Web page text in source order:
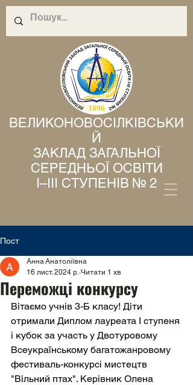
ВЕЛИКОНОВОСІЛКІВСЬКИ
Й
ЗАКЛАД ЗАГАЛЬНОЇ
СЕРЕДНЬОЇ ОСВІТИ
І–ІІІ СТУПЕНІВ № 2
Пост
Переможці конкурсу
Анна Анатоліївна
16 лист. 2024 р. Читати 1 хв
Вітаємо учнів 3-Б класу! Діти
отримали Диплом лауреата І ступеня
і кубок за участь у Двотуровому
Всеукраїнському багатожанровому
фестиваль-конкурсі мистецтв
"Вільний птах". Керівник Олена